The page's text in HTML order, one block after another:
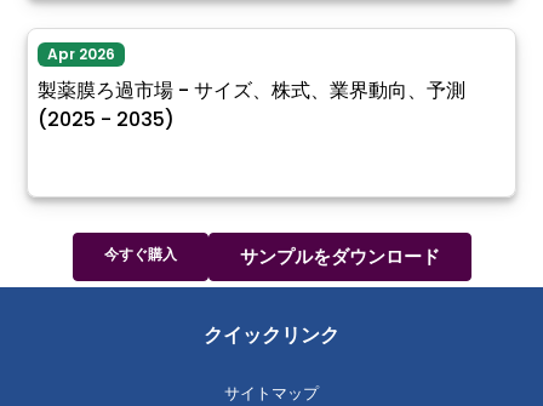
Apr 2026
製薬膜ろ過市場 - サイズ、株式、業界動向、予測
(2025 - 2035)
今すぐ購入 サンプルをダウンロード
クイックリンク
サイトマップ